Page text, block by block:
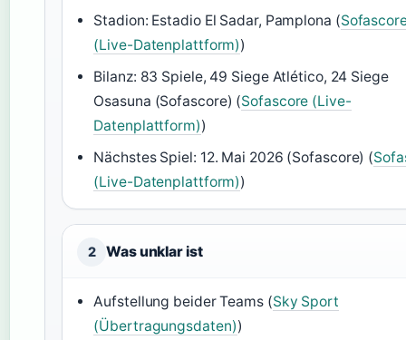
Stadion: Estadio El Sadar, Pamplona (
(Live-Datenplattform))
Bilanz: 83 Spiele, 49 Siege Atlético, 24 Siege
Osasuna (Sofascore) (Sofascore (Live-
Datenplattform))
Nächstes Spiel: 12. Mai 2026 (Sofascore) (
(Live-Datenplattform))
2 Was unklar ist
Aufstellung beider Teams (Sky Sport
(Übertragungsdaten))